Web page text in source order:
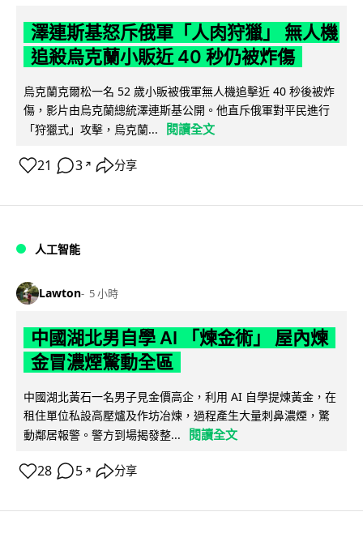
澤連斯基怒斥俄軍「人肉狩獵」 無人機
追殺烏克蘭小販近 40 秒仍被炸傷
烏克蘭克爾松一名 52 歲小販被俄軍無人機追擊近 40 秒後被炸
傷，影片由烏克蘭總統澤連斯基公開。他直斥俄軍對平民進行
「狩獵式」攻擊，烏克蘭...
閱讀全文
21 3 ↗ 分享
人工智能
Lawton 5 小時
中國湖北男自學 AI 「煉金術」 屋內煉
金冒濃煙驚動全區
中國湖北黃石一名男子見金價高企，利用 AI 自學提煉黃金，在
租住單位私設高壓爐及作坊冶煉，過程產生大量刺鼻濃煙，驚
動鄰居報警。警方到場揭發整...
閱讀全文
28 5 ↗ 分享